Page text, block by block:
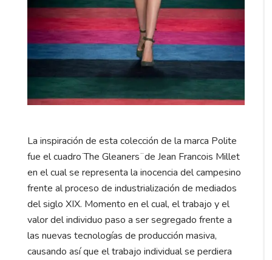
La inspiración de esta colección de la marca Polite
fue el cuadro ̈The Gleaners ̈ de Jean Francois Millet
en el cual se representa la inocencia del campesino
frente al proceso de industrialización de mediados
del siglo XIX. Momento en el cual, el trabajo y el
valor del individuo paso a ser segregado frente a
las nuevas tecnologías de producción masiva,
causando así que el trabajo individual se perdiera